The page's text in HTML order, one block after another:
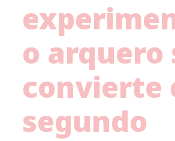
o arquero
convierte
segundo